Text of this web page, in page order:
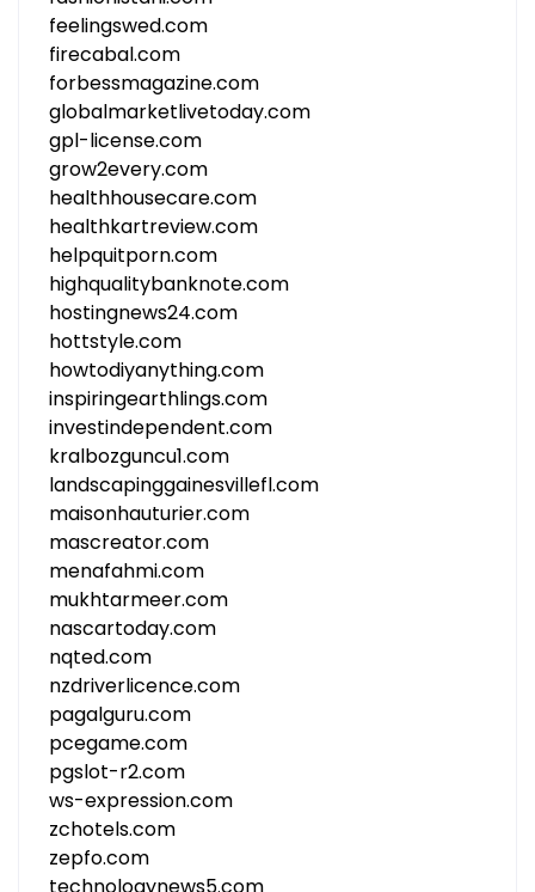
feelingswed.com
firecabal.com
forbessmagazine.com
globalmarketlivetoday.com
gpl-license.com
grow2every.com
healthhousecare.com
healthkartreview.com
helpquitporn.com
highqualitybanknote.com
hostingnews24.com
hottstyle.com
howtodiyanything.com
inspiringearthlings.com
investindependent.com
kralbozguncu1.com
landscapinggainesvillefl.com
maisonhauturier.com
mascreator.com
menafahmi.com
mukhtarmeer.com
nascartoday.com
nqted.com
nzdriverlicence.com
pagalguru.com
pcegame.com
pgslot-r2.com
ws-expression.com
zchotels.com
zepfo.com